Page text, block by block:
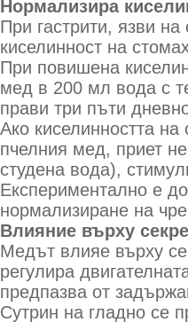
Нормализира
При гастрити, язви
киселинност на
При повишена
мед в 200 мл вода с
прави три пъти
Ако киселинността
пчелния мед, приет
студена вода),
Експериментално е
нормализиране на
Влияние върху
Медът влияе върху
регулира
предпазва от
Сутрин на гладно се